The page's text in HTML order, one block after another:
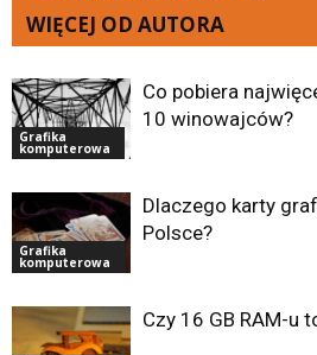
WIĘCEJ OD AUTORA
Grafika
komputerowa
Co pobiera
10 winowajców?
Grafika
komputerowa
Dlaczego karty
Polsce?
Czy 16 GB RAM-u